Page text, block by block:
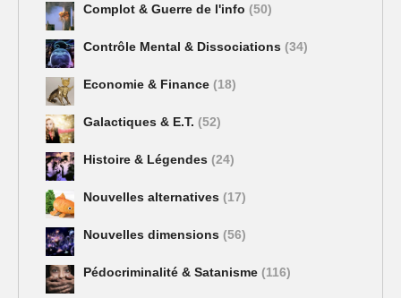
Complot & Guerre de l'info (50)
Contrôle Mental & Dissociations (34)
Economie & Finance (18)
Galactiques & E.T. (52)
Histoire & Légendes (24)
Nouvelles alternatives (17)
Nouvelles dimensions (56)
Pédocriminalité & Satanisme (116)